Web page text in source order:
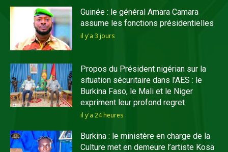
Guinée : le général Amara Camara
assume les fonctions présidentielles
il y'a 3 jours
Propos du Président nigérian sur la
situation sécuritaire dans l’AES : le
Burkina Faso, le Mali et le Niger
expriment leur profond regret
il y'a 24 heures
Burkina : le ministère en charge de la
Culture met en demeure l’artiste Kosa